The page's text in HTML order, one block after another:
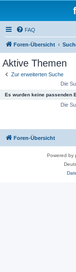
FAQ
Foren-Übersicht
Aktive Themen
Zur erweiterten Suche
Die
Es wurden keine passenden
Die
Foren-Übersicht
Powered by